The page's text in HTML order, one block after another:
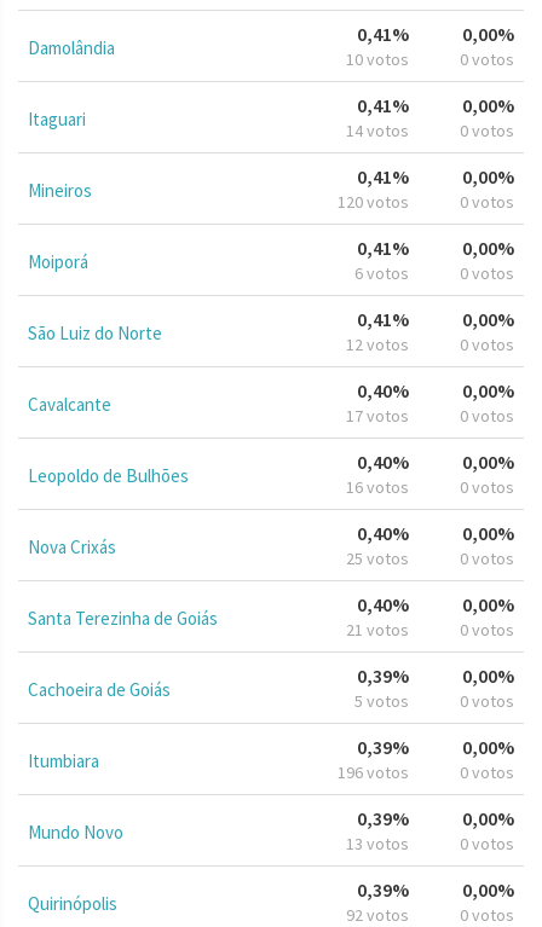
Damolândia
0,41%
10 votos
0,00%
0 votos
Itaguari
0,41%
14 votos
0,00%
0 votos
Mineiros
0,41%
120 votos
0,00%
0 votos
Moiporá
0,41%
6 votos
0,00%
0 votos
São Luiz do Norte
0,41%
12 votos
0,00%
0 votos
Cavalcante
0,40%
17 votos
0,00%
0 votos
Leopoldo de Bulhões
0,40%
16 votos
0,00%
0 votos
Nova Crixás
0,40%
25 votos
0,00%
0 votos
Santa Terezinha de Goiás
0,40%
21 votos
0,00%
0 votos
Cachoeira de Goiás
0,39%
5 votos
0,00%
0 votos
Itumbiara
0,39%
196 votos
0,00%
0 votos
Mundo Novo
0,39%
13 votos
0,00%
0 votos
Quirinópolis
0,39%
92 votos
0,00%
0 votos